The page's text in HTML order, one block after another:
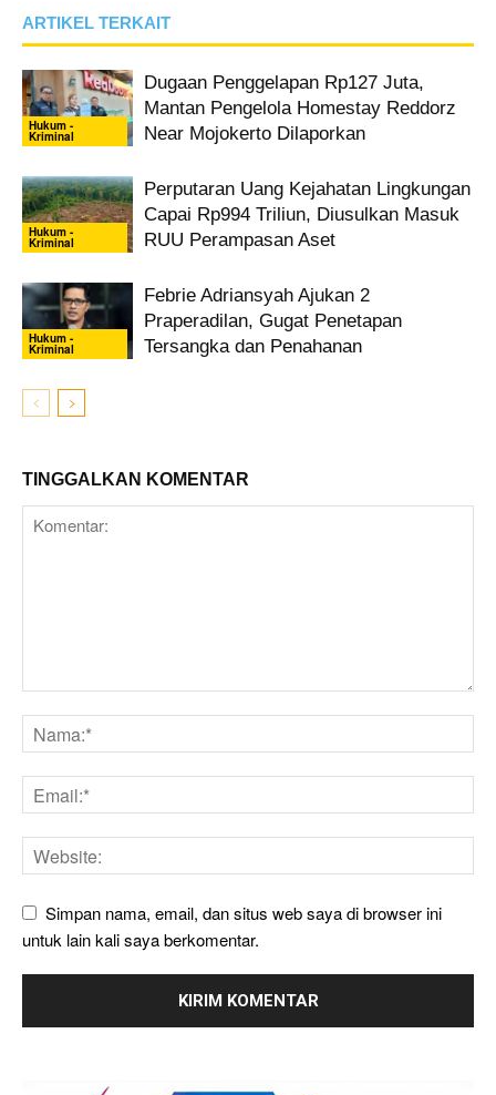
ARTIKEL TERKAIT
Hukum -
Kriminal
Dugaan Penggelapan Rp127 Juta,
Mantan Pengelola Homestay Reddorz
Near Mojokerto Dilaporkan
Hukum -
Kriminal
Perputaran Uang Kejahatan Lingkungan
Capai Rp994 Triliun, Diusulkan Masuk
RUU Perampasan Aset
Hukum -
Kriminal
Febrie Adriansyah Ajukan 2
Praperadilan, Gugat Penetapan
Tersangka dan Penahanan
TINGGALKAN KOMENTAR
Simpan nama, email, dan situs web saya di browser ini
untuk lain kali saya berkomentar.